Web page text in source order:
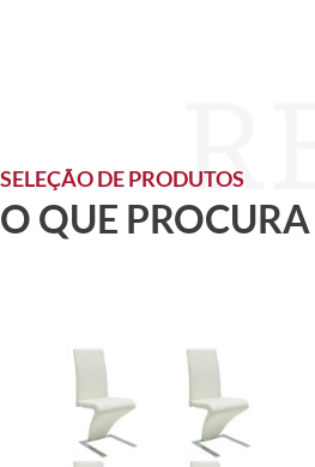
SELEÇÃO DE PRODUTOS
O QUE